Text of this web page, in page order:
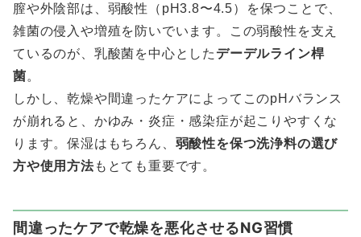
膣や外陰部は、弱酸性（pH3.8〜4.5）を保つことで、
雑菌の侵入や増殖を防いでいます。この弱酸性を支え
ているのが、乳酸菌を中心とした デーデルライン桿
菌。
しかし、乾燥や間違ったケアによってこのpHバランス
が崩れると、かゆみ・炎症・感染症が起こりやすくな
ります。保湿はもちろん、 弱酸性を保つ洗浄料の選び
方や使用方法もとても重要です。
間違ったケアで乾燥を悪化させるNG習慣